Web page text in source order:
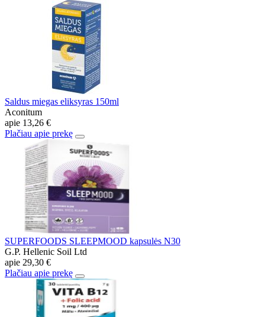
Saldus miegas eliksyras 150ml
Aconitum
apie 13,26 €
Plačiau apie prekę
SUPERFOODS SLEEPMOOD kapsulės N30
G.P. Hellenic Soil Ltd
apie 29,30 €
Plačiau apie prekę